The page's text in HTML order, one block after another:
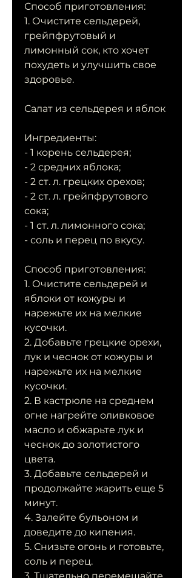
Способ приготовления:
1. Очистите сельдерей,
грейпфрутовый и
лимонный сок, кто хочет
похудеть и улучшить свое
здоровье.
Салат из сельдерея и яблок
Ингредиенты:
- 1 корень сельдерея;
- 2 средних яблока;
- 2 ст. л. грецких орехов;
- 2 ст. л. грейпфрутового
сока;
- 1 ст. л. лимонного сока;
- соль и перец по вкусу.
Способ приготовления:
1. Очистите сельдерей и
яблоки от кожуры и
нарежьте их на мелкие
кусочки.
2. Добавьте грецкие орехи,
лук и чеснок от кожуры и
нарежьте их на мелкие
кусочки.
2. В кастрюле на среднем
огне нагрейте оливковое
масло и обжарьте лук и
чеснок до золотистого
цвета.
3. Добавьте сельдерей и
продолжайте жарить еще 5
минут.
4. Залейте бульоном и
доведите до кипения.
5. Снизьте огонь и готовьте,
соль и перец.